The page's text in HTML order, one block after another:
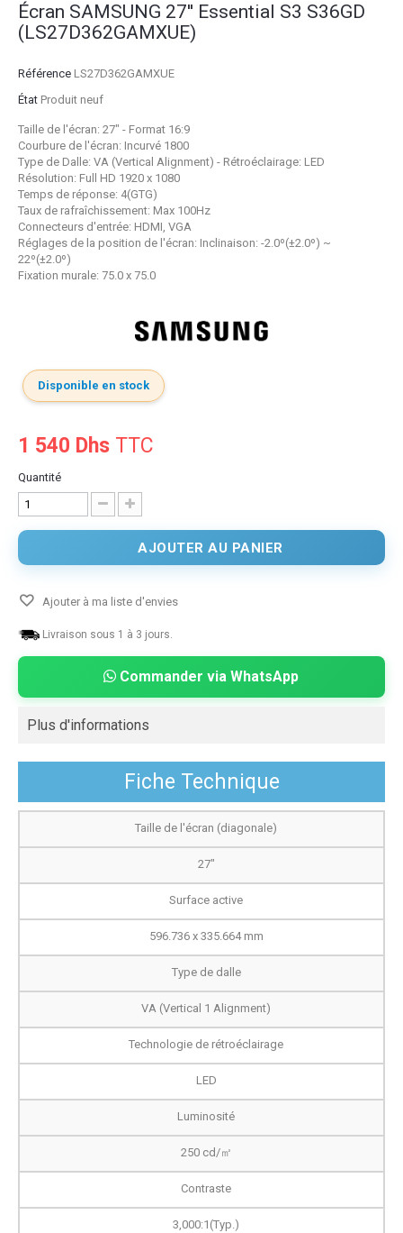
Écran SAMSUNG 27'' Essential S3 S36GD
(LS27D362GAMXUE)
Référence LS27D362GAMXUE
État Produit neuf
Taille de l'écran: 27" - Format 16:9
Courbure de l'écran: Incurvé 1800
Type de Dalle: VA (Vertical Alignment) - Rétroéclairage: LED
Résolution: Full HD 1920 x 1080
Temps de réponse: 4(GTG)
Taux de rafraîchissement: Max 100Hz
Connecteurs d'entrée: HDMI, VGA
Réglages de la position de l'écran: Inclinaison: -2.0º(±2.0º) ~
22º(±2.0º)
Fixation murale: 75.0 x 75.0
Disponible en stock
1 540 Dhs TTC
Quantité
AJOUTER AU PANIER
Ajouter à ma liste d'envies
Livraison sous 1 à 3 jours.
Commander via WhatsApp
Plus d'informations
Fiche Technique
Taille de l'écran (diagonale)
27"
Surface active
596.736 x 335.664 mm
Type de dalle
VA (Vertical 1 Alignment)
Technologie de rétroéclairage
LED
Luminosité
250 cd/㎡
Contraste
3,000:1(Typ.)